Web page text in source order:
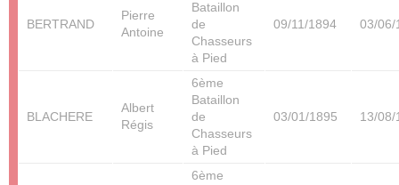
BERTRAND
Pierre
Antoine
Bataillon
de
Chasseurs
à Pied
09/11/1894 03/06/
BLACHERE
Albert
Régis
6ème
Bataillon
de
Chasseurs
à Pied
03/01/1895 13/08/
6ème